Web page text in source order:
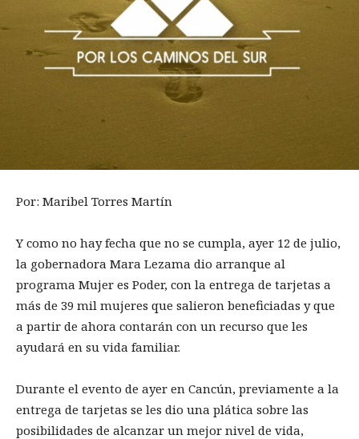
Por: Maribel Torres Martín
Y como no hay fecha que no se cumpla, ayer 12 de julio,
la gobernadora Mara Lezama dio arranque al
programa Mujer es Poder, con la entrega de tarjetas a
más de 39 mil mujeres que salieron beneficiadas y que
a partir de ahora contarán con un recurso que les
ayudará en su vida familiar.
Durante el evento de ayer en Cancún, previamente a la
entrega de tarjetas se les dio una plática sobre las
posibilidades de alcanzar un mejor nivel de vida,